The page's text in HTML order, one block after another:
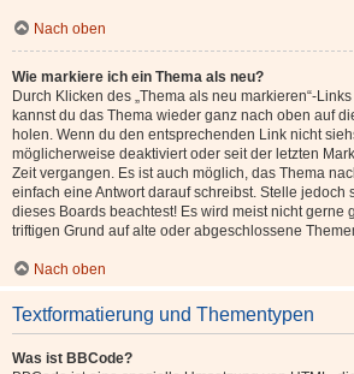
Nach oben
Wie markiere ich ein Thema als neu?
Durch Klicken des „Thema als neu markieren“-
kannst du das Thema wieder ganz nach oben auf
holen. Wenn du den entsprechenden Link nicht
möglicherweise deaktiviert oder seit der letzten
Zeit vergangen. Es ist auch möglich, das Thema
einfach eine Antwort darauf schreibst. Stelle jedoch
dieses Boards beachtest! Es wird meist nicht gerne
triftigen Grund auf alte oder abgeschlossene
Nach oben
Textformatierung und Thementypen
Was ist BBCode?